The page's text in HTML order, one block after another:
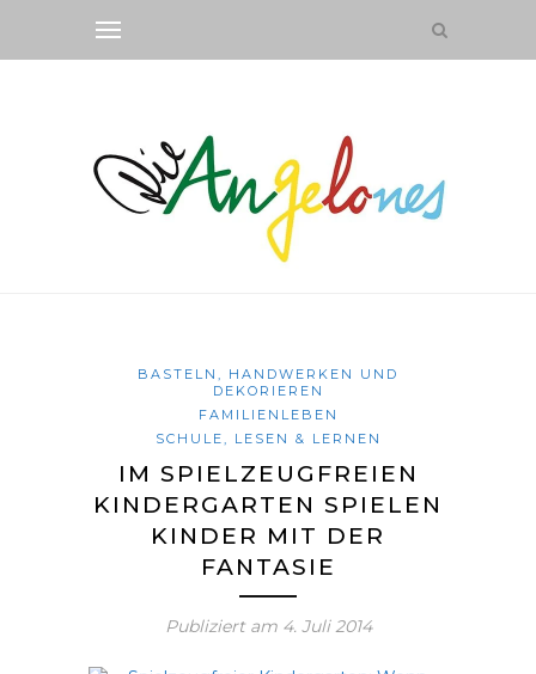
BASTELN, HANDWERKEN UND
DEKORIEREN
FAMILIENLEBEN
SCHULE, LESEN & LERNEN
IM SPIELZEUGFREIEN
KINDERGARTEN SPIELEN
KINDER MIT DER
FANTASIE
Publiziert am 4. Juli 2014